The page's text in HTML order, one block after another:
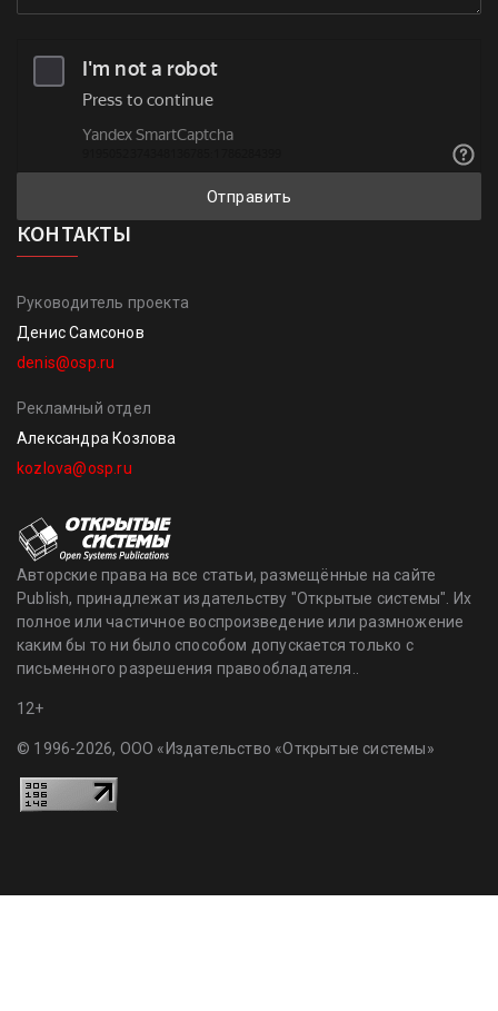
Отправить
КОНТАКТЫ
Руководитель проекта
Денис Самсонов
denis@osp.ru
Рекламный отдел
Александра Козлова
kozlova@osp.ru
Авторские права на все статьи, размещённые на сайте
Publish, принадлежат издательству "Открытые системы". Их
полное или частичное воспроизведение или размножение
каким бы то ни было способом допускается только с
письменного разрешения правообладателя..
12+
© 1996-2026, ООО «Издательство «Открытые системы»